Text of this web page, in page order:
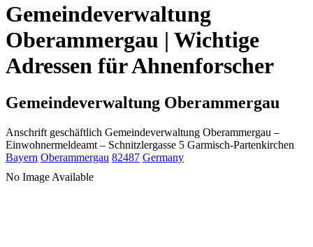
Gemeindeverwaltung
Oberammergau | Wichtige
Adressen für Ahnenforscher
Gemeindeverwaltung Oberammergau
Anschrift geschäftlich Gemeindeverwaltung Oberammergau –
Einwohnermeldeamt – Schnitzlergasse 5 Garmisch-Partenkirchen
Bayern Oberammergau 82487 Germany
No Image Available